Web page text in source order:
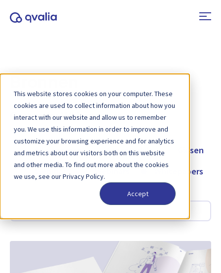
This website stores cookies on your computer. These
cookies are used to collect information about how you
interact with our website and allow us to remember
you. We use this information in order to improve and
customize your browsing experience and for analytics
and metrics about our visitors both on this website
and other media. To find out more about the cookies
we use, see our Privacy Policy.
Accept
Categorie:Whitepapers
Alle soorten Casestudy's
Gidsen
Webinars
Webinars Whitepapers